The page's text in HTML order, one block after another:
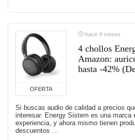
OFERTA
hace 4 meses
4 chollos
Amazon:
hasta -42%
Si buscas audio de calidad a precios
interesar. Energy Sistem es una marca
experiencia, y ahora mismo tienen
descuentos …